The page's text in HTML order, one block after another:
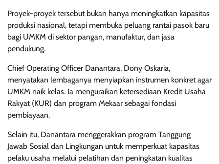
Proyek-proyek tersebut bukan hanya meningkatkan kapasitas
produksi nasional, tetapi membuka peluang rantai pasok baru
bagi UMKM di sektor pangan, manufaktur, dan jasa
pendukung.
Chief Operating Officer Danantara, Dony Oskaria,
menyatakan lembaganya menyiapkan instrumen konkret agar
UMKM naik kelas. Ia menguraikan ketersediaan Kredit Usaha
Rakyat (KUR) dan program Mekaar sebagai fondasi
pembiayaan.
Selain itu, Danantara menggerakkan program Tanggung
Jawab Sosial dan Lingkungan untuk memperkuat kapasitas
pelaku usaha melalui pelatihan dan peningkatan kualitas